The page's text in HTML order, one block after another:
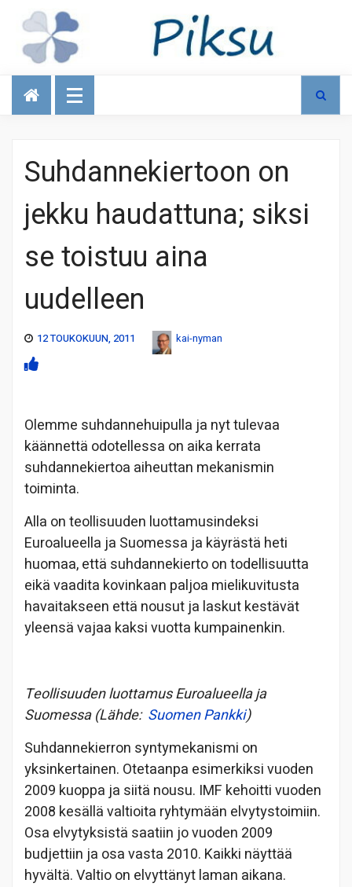
Talous
Suhdannekiertoon on
jekku haudattuna; siksi
se toistuu aina
uudelleen
12 TOUKOKUUN, 2011 kai-nyman
Olemme suhdannehuipulla ja nyt tulevaa
käännettä odotellessa on aika kerrata
suhdannekiertoa aiheuttan mekanismin
toiminta.
Alla on teollisuuden luottamusindeksi
Euroalueella ja Suomessa ja käyrästä heti
huomaa, että suhdannekierto on todellisuutta
eikä vaadita kovinkaan paljoa mielikuvitusta
havaitakseen että nousut ja laskut kestävät
yleensä vajaa kaksi vuotta kumpainenkin.
Teollisuuden luottamus Euroalueella ja
Suomessa (Lähde: Suomen Pankki)
Suhdannekierron syntymekanismi on
yksinkertainen. Otetaanpa esimerkiksi vuoden
2009 kuoppa ja siitä nousu. IMF kehoitti vuoden
2008 kesällä valtioita ryhtymään elvytystoimiin.
Osa elvytyksistä saatiin jo vuoden 2009
budjettiin ja osa vasta 2010. Kaikki näyttää
hyvältä. Valtio on elvyttänyt laman aikana.